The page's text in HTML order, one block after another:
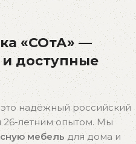
«СОтА» —
и доступные
надёжный российский
26-летним опытом. Мы
мебель для дома и